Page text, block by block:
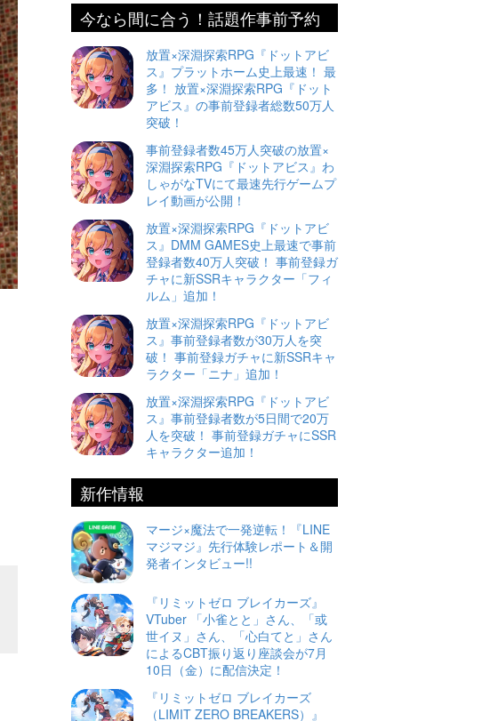
今なら間に合う！話題作事前予約
放置×深淵探索RPG『ドットアビ
ス』プラットホーム史上最速！ 最
多！ 放置×深淵探索RPG『ドット
アビス』の事前登録者総数50万人
突破！
事前登録者数45万人突破の放置×
深淵探索RPG『ドットアビス』わ
しゃがなTVにて最速先行ゲームプ
レイ動画が公開！
放置×深淵探索RPG『ドットアビ
ス』DMM GAMES史上最速で事前
登録者数40万人突破！ 事前登録ガ
チャに新SSRキャラクター「フィ
ルム」追加！
放置×深淵探索RPG『ドットアビ
ス』事前登録者数が30万人を突
破！ 事前登録ガチャに新SSRキャ
ラクター「ニナ」追加！
放置×深淵探索RPG『ドットアビ
ス』事前登録者数が5日間で20万
人を突破！ 事前登録ガチャにSSR
キャラクター追加！
新作情報
マージ×魔法で一発逆転！『LINE
マジマジ』先行体験レポート＆開
発者インタビュー!!
『リミットゼロ ブレイカーズ』
VTuber 「小雀とと」さん、「或
世イヌ」さん、「心白てと」さん
によるCBT振り返り座談会が7月
10日（金）に配信決定！
『リミットゼロ ブレイカーズ
（LIMIT ZERO BREAKERS）』